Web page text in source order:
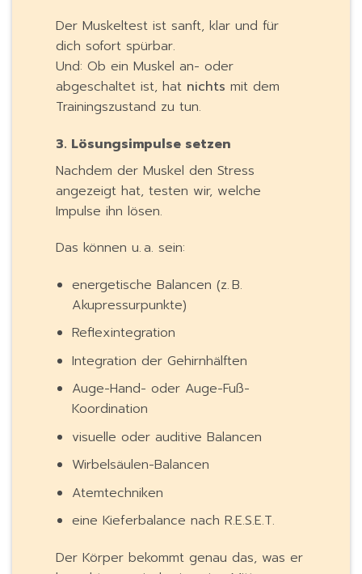
Der Muskeltest ist sanft, klar und für
dich sofort spürbar.
Und: Ob ein Muskel an- oder
abgeschaltet ist, hat nichts mit dem
Trainingszustand zu tun.
3. Lösungsimpulse setzen
Nachdem der Muskel den Stress
angezeigt hat, testen wir, welche
Impulse ihn lösen.
Das können u. a. sein:
energetische Balancen (z. B.
Akupressurpunkte)
Reflexintegration
Integration der Gehirnhälften
Auge-Hand- oder Auge-Fuß-
Koordination
visuelle oder auditive Balancen
Wirbelsäulen-Balancen
Atemtechniken
eine Kieferbalance nach R.E.S.E.T.
Der Körper bekommt genau das, was er